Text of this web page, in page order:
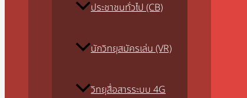
ประชาชนทั่วไป (CB)
นักวิทยุสมัครเล่น (VR)
วิทยุสื่อสารระบบ 4G